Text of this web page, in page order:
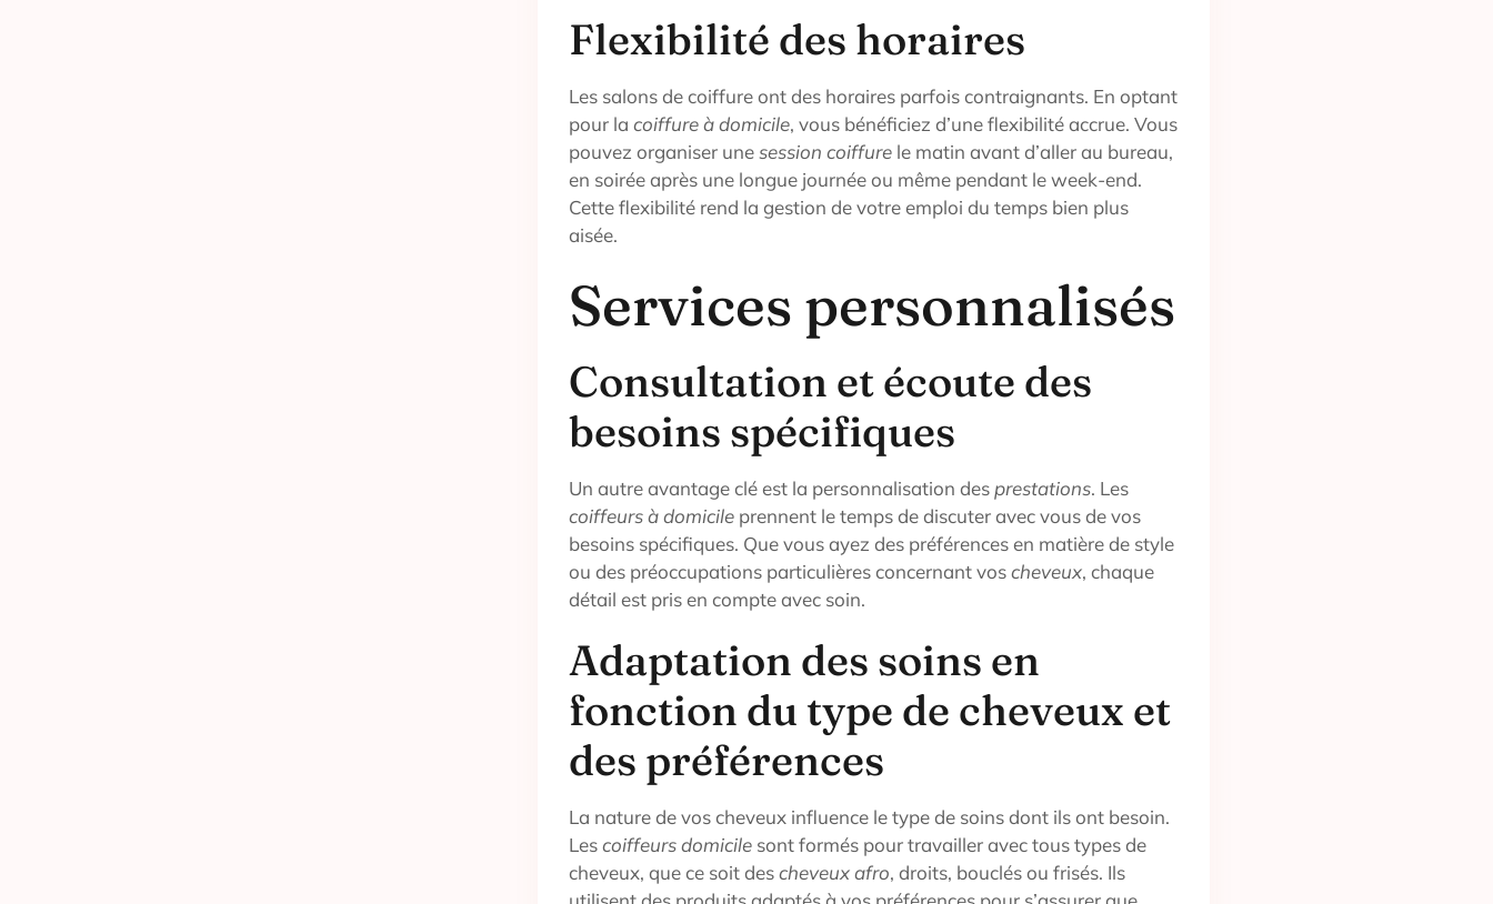
Flexibilité des horaires
Les salons de coiffure ont des horaires parfois contraignants. En optant
pour lacoiffure à domicile, vous bénéficiez d’une flexibilité accrue. Vous
pouvez organiser unesession coiffure le matin avant d’aller au bureau,
en soirée après une longue journée ou même pendant le week-end.
Cette flexibilité rend la gestion de votre emploi du temps bien plus
aisée.
Services personnalisés
Consultation et écoute des
besoins spécifiques
Un autre avantage clé est la personnalisation des prestations. Les
coiffeurs à domicile prennent le temps de discuter avec vous de vos
besoins spécifiques. Que vous ayez des préférences en matière de style
ou des préoccupations particulières concernant voscheveux, chaque
détail est pris en compte avec soin.
Adaptation des soins en
fonction du type de cheveux et
des préférences
La nature de vos cheveux influence le type de soins dont ils ont besoin.
Lescoiffeurs domicile sont formés pour travailler avec tous types de
cheveux, que ce soit descheveux afro, droits, bouclés ou frisés. Ils